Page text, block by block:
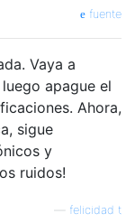
fuente
Vaya a
apague el
Ahora,
sigue
y
ruidos!
felicidad t